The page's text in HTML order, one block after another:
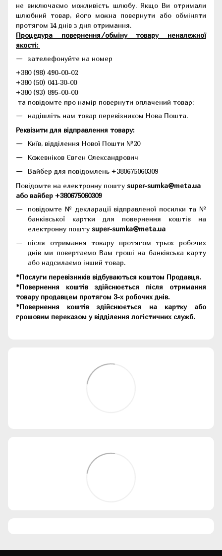
не виключаємо можливість шлюбу. Якщо Ви отримали
шлюбний товар, його можна повернути або обміняти
протягом 14 днів з дня отримання.
Процедура повернення/обміну товару неналежної
якості:
зателефонуйте на номер
+380 (98) 490-00-02
+380 (50) 041-30-00
+380 (93) 895-00-00
та повідомте про намір повернути оплачений товар;
надішліть нам товар перевізником Нова Пошта.
Реквізити для відправлення товару:
Київ, відділення Нової Пошти №20
Кожевніков Євген Олександрович
Вайбер для повідомлень +380675060309
Повідомте на електронну пошту super-sumka@meta.ua
або вайбер +380675060309
повідомте № декларації відправленої посилки та №
банківської картки для повернення коштів на
електронну пошту super-sumka@meta.ua
після отримання товару протягом трьох робочих
днів ми повертаємо Вам гроші на банківська карту
або надсилаємо інший товар.
*Послуги перевізників відбуваються коштом Продавця.
*Повернення коштів здійснюється після отримання
товару продавцем протягом 3-х робочих днів.
*Повернення коштів здійснюється на картку або
грошовим переказом у відділення логістичних служб.